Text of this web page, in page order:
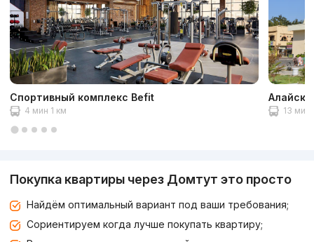
Спортивный комплекс Befit
4 мин 1 км 13 мин
Покупка квартиры через Домтут это просто
Найдём оптимальный вариант под ваши требования;
Сориентируем когда лучше покупать квартиру;